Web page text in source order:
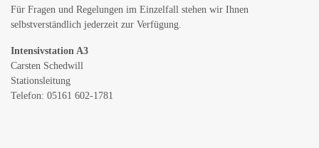
Für Fragen und Regelungen im Einzelfall stehen wir Ihnen
selbstverständlich jederzeit zur Verfügung.
Intensivstation A3
Carsten Schedwill
Stationsleitung
Telefon: 05161 602-1781